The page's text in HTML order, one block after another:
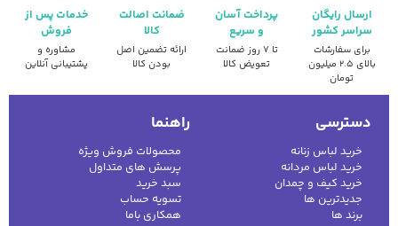
ارسال رایگان
سراسر کشور
برای سفارشات
بالای ۲.۵ میلیون
تومان
پرداخت آسان
و سریع
تا ۷ روز ضمانت
تعویض کالا
ضمانت اصالت
کالا
ارائه تضمین اصل
بودن کالا
خدمات پس از
فروش
مشاوره و
پشتیبانی آنلاین
دسترسی
خرید لباس زنانه
خرید لباس مردانه
خرید کیف و چمدان
جدیدترین ها
برند ها
راهنما
محصولات فروش ویژه
پرسش های متداول
سبد خرید
تسویه حساب
همکاری باما